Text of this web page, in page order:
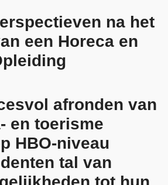
na het
een Horeca en
afronden van
en toerisme
HBO-niveau
tal van